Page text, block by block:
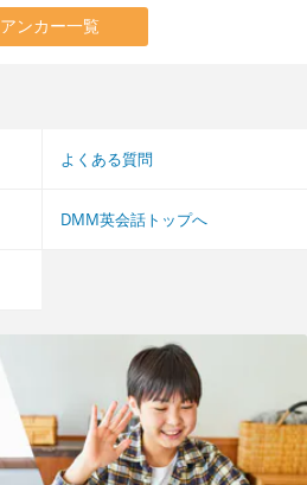
アンカー一覧
よくある質問
DMM英会話トップへ